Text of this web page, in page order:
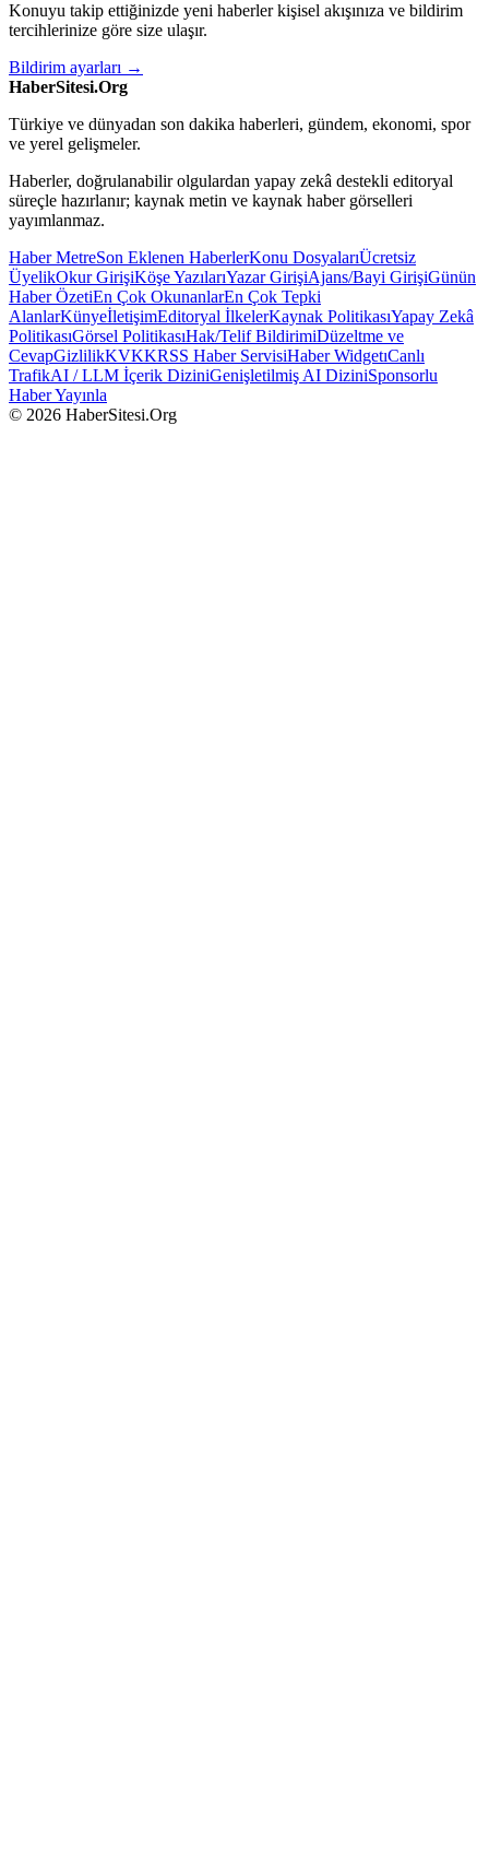
Konuyu takip ettiğinizde yeni haberler kişisel akışınıza ve bildirim
tercihlerinize göre size ulaşır.
Bildirim ayarları →
HaberSitesi.Org
Türkiye ve dünyadan son dakika haberleri, gündem, ekonomi, spor
ve yerel gelişmeler.
Haberler, doğrulanabilir olgulardan yapay zekâ destekli editoryal
süreçle hazırlanır; kaynak metin ve kaynak haber görselleri
yayımlanmaz.
Haber MetreSon Eklenen HaberlerKonu DosyalarıÜcretsiz
ÜyelikOkur GirişiKöşe YazılarıYazar GirişiAjans/Bayi GirişiGünün
Haber ÖzetiEn Çok OkunanlarEn Çok Tepki
AlanlarKünyeİletişimEditoryal İlkelerKaynak PolitikasıYapay Zekâ
PolitikasıGörsel PolitikasıHak/Telif BildirimiDüzeltme ve
CevapGizlilikKVKKRSS Haber ServisiHaber WidgetıCanlı
TrafikAI / LLM İçerik DiziniGenişletilmiş AI DiziniSponsorlu
Haber Yayınla
© 2026 HaberSitesi.Org